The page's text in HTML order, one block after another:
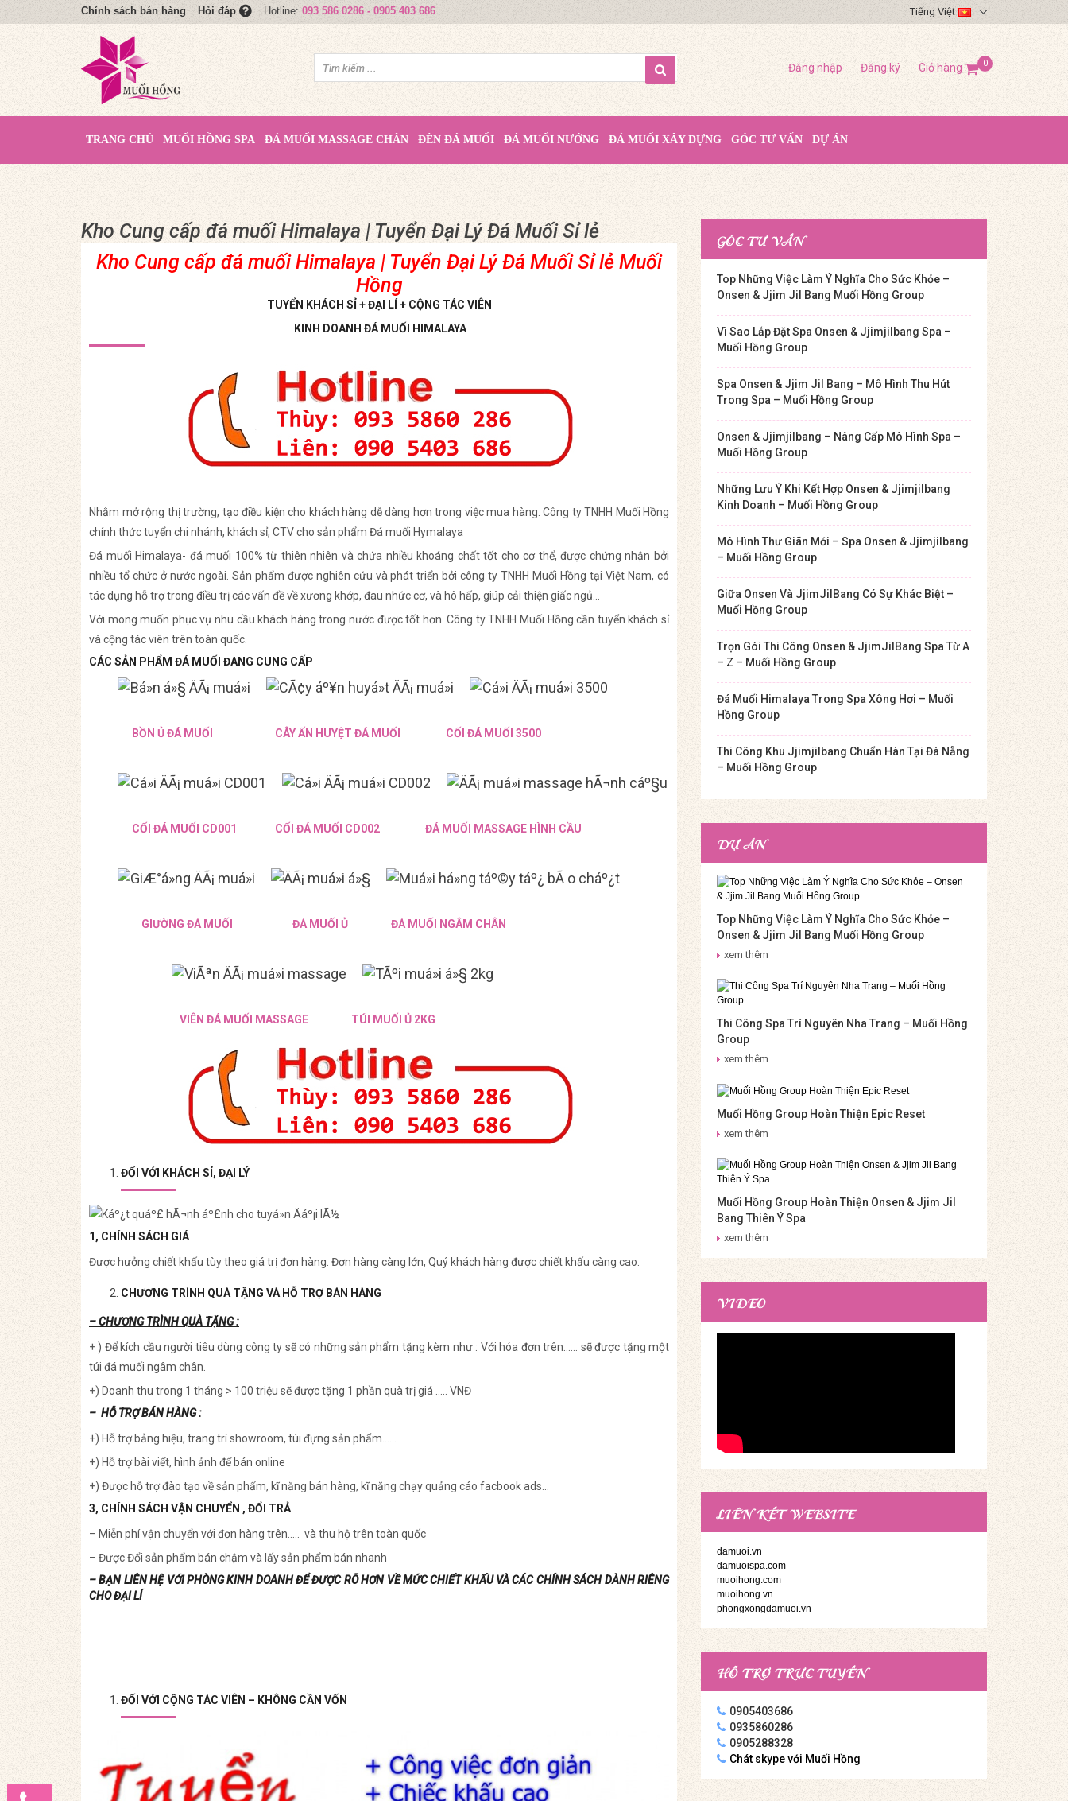
Chính sách bán hàng Hỏi đáp Hotline: 093 586 0286 - 0905 403 686 Tiếng Việt
Đăng nhập Đăng ký Giỏ hàng 0
TRANG CHỦ MUỐI HỒNG SPA ĐÁ MUỐI MASSAGE CHÂN ĐÈN ĐÁ MUỐI ĐÁ MUỐI NƯỚNG ĐÁ MUỐI XÂY DỰNG GÓC TƯ VẤN DỰ ÁN
Kho Cung cấp đá muối Himalaya | Tuyển Đại Lý Đá Muối Sỉ lẻ‎
Kho Cung cấp đá muối Himalaya | Tuyển Đại Lý Đá Muối Sỉ lẻ‎ Muối
Hồng
TUYỂN KHÁCH SỈ + ĐẠI LÍ + CỘNG TÁC VIÊN
KINH DOANH ĐÁ MUỐI HIMALAYA
Nhằm mở rộng thị trường, tạo điều kiện cho khách hàng dễ dàng hơn trong việc mua hàng. Công ty TNHH Muối Hồng
chính thức tuyển chi nhánh, khách sỉ, CTV cho sản phẩm Đá muối Hymalaya
Đá muối Himalaya- đá muối 100% từ thiên nhiên và chứa nhiều khoáng chất tốt cho cơ thể, được chứng nhận bởi
nhiều tổ chức ở nước ngoài. Sản phẩm được nghiên cứu và phát triển bởi công ty TNHH Muối Hồng tại Việt Nam, có
tác dụng hỗ trợ trong điều trị các vấn đề về xương khớp, đau nhức cơ, và hô hấp, giúp cải thiện giấc ngủ…
Với mong muốn phục vụ nhu cầu khách hàng trong nước được tốt hơn. Công ty TNHH Muối Hồng cần tuyển khách sỉ
và cộng tác viên trên toàn quốc.
CÁC SẢN PHẨM ĐÁ MUỐI ĐANG CUNG CẤP
BỒN Ủ ĐÁ MUỐI CÂY ẤN HUYỆT ĐÁ MUỐI CỐI ĐÁ MUỐI 3500
CỐI ĐÁ MUỐI CD001 CỐI ĐÁ MUỐI CD002 ĐÁ MUỐI MASSAGE HÌNH CẦU
GIƯỜNG ĐÁ MUỐI ĐÁ MUỐI Ủ ĐÁ MUỐI NGÂM CHÂN
VIÊN ĐÁ MUỐI MASSAGE TÚI MUỐI Ủ 2KG
ĐỐI VỚI KHÁCH SỈ, ĐẠI LÝ
1, CHÍNH SÁCH GIÁ
Được hưởng chiết khấu tùy theo giá trị đơn hàng. Đơn hàng càng lớn, Quý khách hàng được chiết khấu càng cao.
CHƯƠNG TRÌNH QUÀ TẶNG VÀ HỖ TRỢ BÁN HÀNG
– CHƯƠNG TRÌNH QUÀ TẶNG :
+ ) Để kích cầu người tiêu dùng công ty sẽ có những sản phẩm tặng kèm như : Với hóa đơn trên…… sẽ được tặng một
túi đá muối ngâm chân.
+) Doanh thu trong 1 tháng > 100 triệu sẽ được tặng 1 phần quà trị giá ….. VNĐ
– HỖ TRỢ BÁN HÀNG :
+) Hỗ trợ bảng hiệu, trang trí showroom, túi đựng sản phẩm……
+) Hỗ trợ bài viết, hình ảnh để bán online
+) Được hỗ trợ đào tạo về sản phẩm, kĩ năng bán hàng, kĩ năng chạy quảng cáo facbook ads…
3, CHÍNH SÁCH VẬN CHUYỂN , ĐỔI TRẢ
– Miễn phí vận chuyển với đơn hàng trên….. và thu hộ trên toàn quốc
– Được Đổi sản phẩm bán chậm và lấy sản phẩm bán nhanh
– BẠN LIÊN HỆ VỚI PHÒNG KINH DOANH ĐỂ ĐƯỢC RÕ HƠN VỀ MỨC CHIẾT KHẤU VÀ CÁC CHÍNH SÁCH DÀNH RIÊNG
CHO ĐẠI LÍ
ĐỐI VỚI CỘNG TÁC VIÊN – KHÔNG CẦN VỐN
GÓC TƯ VẤN
Top Những Việc Làm Ý Nghĩa Cho Sức Khỏe –
Onsen & Jjim Jil Bang Muối Hồng Group
Vì Sao Lắp Đặt Spa Onsen & Jjimjilbang Spa –
Muối Hồng Group
Spa Onsen & Jjim Jil Bang – Mô Hình Thu Hút
Trong Spa – Muối Hồng Group
Onsen & Jjimjilbang – Nâng Cấp Mô Hình Spa –
Muối Hồng Group
Những Lưu Ý Khi Kết Hợp Onsen & Jjimjilbang
Kinh Doanh – Muối Hồng Group
Mô Hình Thư Giãn Mới – Spa Onsen & Jjimjilbang
– Muối Hồng Group
Giữa Onsen Và JjimJilBang Có Sự Khác Biệt –
Muối Hồng Group
Trọn Gói Thi Công Onsen & JjimJilBang Spa Từ A
– Z – Muối Hồng Group
Đá Muối Himalaya Trong Spa Xông Hơi – Muối
Hồng Group
Thi Công Khu Jjimjilbang Chuẩn Hàn Tại Đà Nẵng
– Muối Hồng Group
DỰ ÁN
Top Những Việc Làm Ý Nghĩa Cho Sức Khỏe –
Onsen & Jjim Jil Bang Muối Hồng Group
xem thêm
Thi Công Spa Trí Nguyên Nha Trang – Muối Hồng
Group
xem thêm
Muối Hồng Group Hoàn Thiện Epic Reset
xem thêm
Muối Hồng Group Hoàn Thiện Onsen & Jjim Jil
Bang Thiên Ý Spa
xem thêm
VIDEO
LIÊN KẾT WEBSITE
damuoi.vn
damuoispa.com
muoihong.com
muoihong.vn
phongxongdamuoi.vn
HỖ TRỢ TRỰC TUYẾN
0905403686
0935860286
0905288328
Chát skype với Muối Hồng